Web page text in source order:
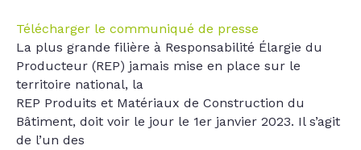
Télécharger le communiqué de presse
La plus grande filière à Responsabilité Élargie du
Producteur (REP) jamais mise en place sur le
territoire national, la
REP Produits et Matériaux de Construction du
Bâtiment, doit voir le jour le 1er janvier 2023. Il s’agit
de l’un des